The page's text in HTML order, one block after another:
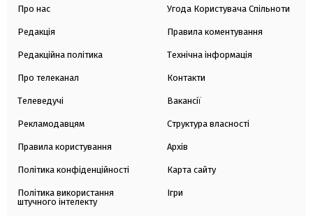
Про нас
Редакція
Редакційна політика
Про телеканал
Телеведучі
Рекламодавцям
Правила користування
Політика конфіденційності
Політика використання
штучного інтелекту
Угода Користувача Спільноти
Правила коментування
Технічна інформація
Контакти
Вакансії
Структура власності
Архів
Карта сайту
Ігри